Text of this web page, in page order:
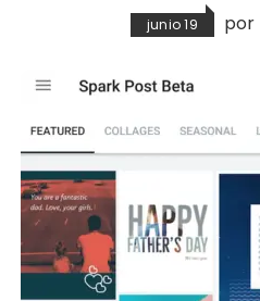
junio 19 por